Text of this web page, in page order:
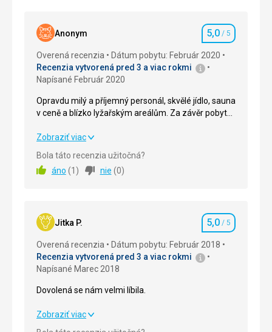
Anonym Hodnotenie
5,0 / 5
Overená recenzia
Dátum pobytu: Február 2020
Recenzia vytvorená pred 3 a viac rokmi
Napísané Február 2020
Opravdu milý a příjemný personál, skvělé jídlo, sauna
v ceně a blízko lyžařským areálům. Za závěr pobytu
Opravdu milý a příjemný personál, skvělé jídlo, sauna
v ceně a blízko lyžařským areálům. Za závěr pobytu
jsme dostali ještě dárek , takže doporučuji;)
Okolie 5,0/ 5
Služby
Zobraziť viac
Bola táto recenzia užitočná?
áno (1 ) nie (0)
Jitka P. Hodnotenie
5,0 / 5
Overená recenzia
Dátum pobytu: Február 2018
Recenzia vytvorená pred 3 a viac rokmi
Napísané Marec 2018
Dovolená se nám velmi líbila.
Dovolená se nám velmi líbila.
Zobraziť viac